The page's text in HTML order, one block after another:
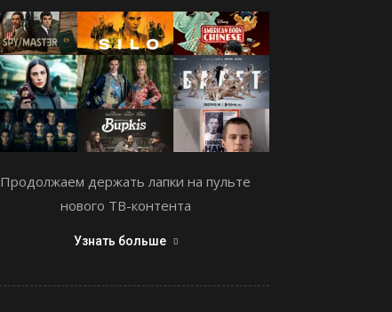
Продолжаем держать лапки на пульте
нового ТВ-контента
Узнать больше